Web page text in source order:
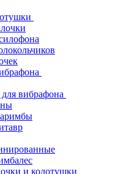
вибрафона
и колотушки